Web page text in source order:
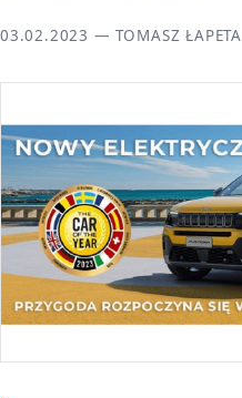
03.02.2023 — TOMASZ ŁAPETA